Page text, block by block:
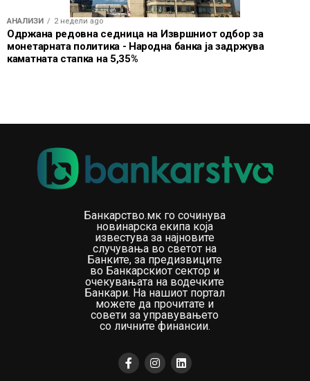
веруваме дека развојот на домашниот пазар на
капитал е значаен за проширување на
инвестициските можности и за понатамошен развој
на финансискиот пазар во земјата“
Покрај обезбедување нов извор на капитал за
капитал подразбира и уште повисоки стандарди на
транспарентност, отчетност и корпоративно
управување, што претставува дополнителна потврда
пазарот на капитал претставува логично продолжение
на стратегијата за одржлив раст, оптимизација на
финансиската структура и создавање уште
постабилна основа за идниот развој.
Повеќе информации за јавната понуда и Проспектот
за издавање на корпоративната обврзница се
АНАЛИЗИ 2 недели ago
Одржана редовна седница на Извршниот одбор за
монетарната политика - Народна банка ја задржува
каматната стапка на 5,35%
Банкарство.мк го сочинува
новинарска екипа која
известува за најновите
случувања во светот на
Банките, за предизвиците
во Банкарскиот сектор и
очекувањата на водечките
Банкари. На нашиот портал
можете да прочитате и
совети за управувањето
со личните финансии.